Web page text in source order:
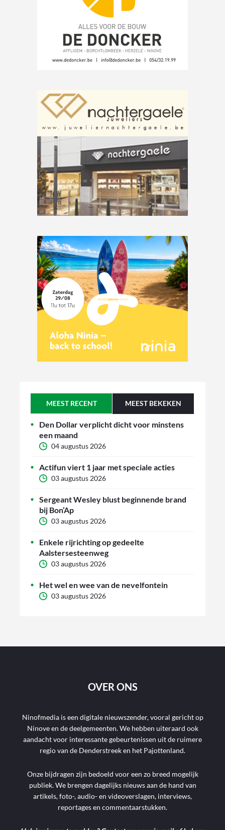
MEEST RECENT MEEST BEKEKEN
Den Dollar verplicht dicht voor minstens
een maand
04 augustus 2026
Actifun viert 1 jaar met speciale acties
03 augustus 2026
Sergeant Wesley blust beginnende brand
bij Bon’Ap
03 augustus 2026
Enkele rijrichting op gedeelte
Aalstersesteenweg
03 augustus 2026
Het wel en wee van de nevelfontein
03 augustus 2026
OVER ONS
Ninofmedia is een digitale nieuwszender, vooral gericht op
Ninove en de deelgemeenten. We hebben uiteraard ook
aandacht voor interessante gebeurtenissen uit de ruimere
regio van de Denderstreek en het Pajottenland.
Onze bijdragen zijn bedoeld voor een zo breed mogelijk
publiek. We brengen dagelijks nieuws aan de hand van
artikels, foto-, audio- en videoverslagen, interviews,
reportages en commentaarstukken.